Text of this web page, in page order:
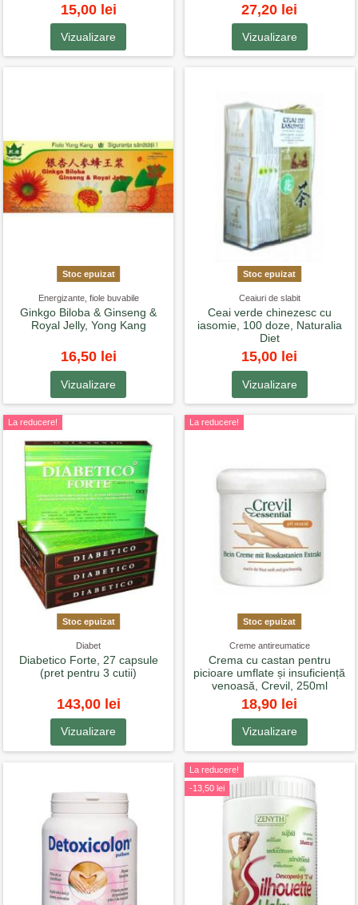
15,00 lei
Vizualizare
27,20 lei
Vizualizare
Stoc epuizat
Energizante, fiole buvabile
Ginkgo Biloba & Ginseng &
Royal Jelly, Yong Kang
16,50 lei
Vizualizare
Stoc epuizat
Ceaiuri de slabit
Ceai verde chinezesc cu
iasomie, 100 doze, Naturalia
Diet
15,00 lei
Vizualizare
La reducere!
Stoc epuizat
Diabet
Diabetico Forte, 27 capsule
(pret pentru 3 cutii)
143,00 lei
Vizualizare
La reducere!
Stoc epuizat
Creme antireumatice
Crema cu castan pentru
picioare umflate și insuficiență
venoasă, Crevil, 250ml
18,90 lei
Vizualizare
La reducere!
-13,50 lei